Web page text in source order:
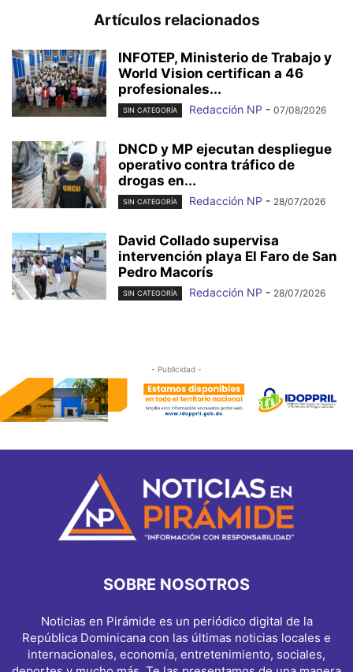
Artículos relacionados
INFOTEP, Ministerio de Trabajo y
World Vision certifican a 46
profesionales...
SIN CATEGORÍA Redacción NP - 07/08/2026
DNCD y MP ejecutan despliegue
operativo contra tráfico de
drogas en...
SIN CATEGORÍA Redacción NP - 28/07/2026
David Collado supervisa
intervención playa El Faro de San
Pedro Macorís
SIN CATEGORÍA Redacción NP - 28/07/2026
- Publicidad -
SOBRE NOSOTROS
Noticias en Pirámide es un periódico digital de la
República Dominicana con las últimas noticias locales e
internacionales, economía, entretenimiento, sociales,